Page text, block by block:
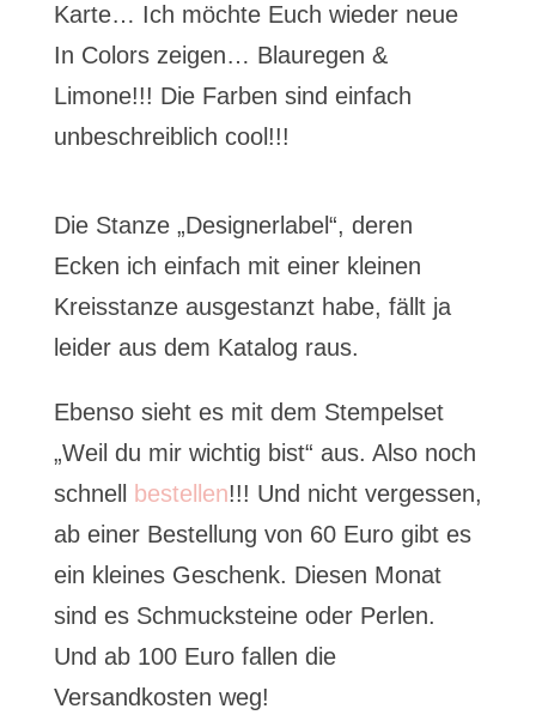
Karte… Ich möchte Euch wieder neue
In Colors zeigen… Blauregen &
Limone!!! Die Farben sind einfach
unbeschreiblich cool!!!
Die Stanze „Designerlabel“, deren
Ecken ich einfach mit einer kleinen
Kreisstanze ausgestanzt habe, fällt ja
leider aus dem Katalog raus.
Ebenso sieht es mit dem Stempelset
„Weil du mir wichtig bist“ aus. Also noch
schnell
bestellen!!! Und nicht vergessen,
ab einer Bestellung von 60 Euro gibt es
ein kleines Geschenk. Diesen Monat
sind es Schmucksteine oder Perlen.
Und ab 100 Euro fallen die
Versandkosten weg!